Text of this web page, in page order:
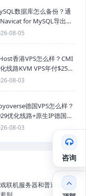
数据库怎么备份？通
for MySQL导出
数据库为SQL格式备份
08-05
香港VPS怎么样？CMI
线路KVM VPS年付$25
4GB内存优惠套餐
08-03
德国VPS怎么样？
优化线路+原生IP德国
VPS推荐
08-03
联机服务器和普通服务器
咨询